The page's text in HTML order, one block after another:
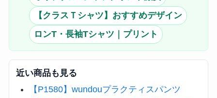
【クラスＴシャツ】おすすめデザイン
ロンT・長袖Tシャツ｜プリント
近い商品も見る
【P1580】wundouプラクティスパンツ